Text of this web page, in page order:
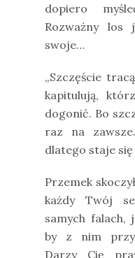
dopiero
Rozważny los
swoje…
„Szczęście
kapitulują,
dogonić. Bo
raz na
dlatego staje się
Przemek
każdy Twój
samych
by z nim
Darzy Cię